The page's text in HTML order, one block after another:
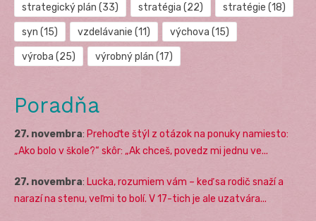
strategický plán (33) stratégia (22) stratégie (18)
syn (15) vzdelávanie (11) výchova (15)
výroba (25) výrobný plán (17)
Poradňa
27. novembra: Prehoďte štýl z otázok na ponuky namiesto:
„Ako bolo v škole?“ skôr: „Ak chceš, povedz mi jednu ve...
27. novembra: Lucka, rozumiem vám – keď sa rodič snaží a
narazí na stenu, veľmi to bolí. V 17-tich je ale uzatvára...